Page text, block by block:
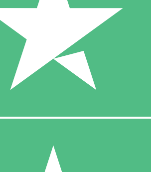
o uso com créditos de download. Sem
1000
10 Downloads
20 00